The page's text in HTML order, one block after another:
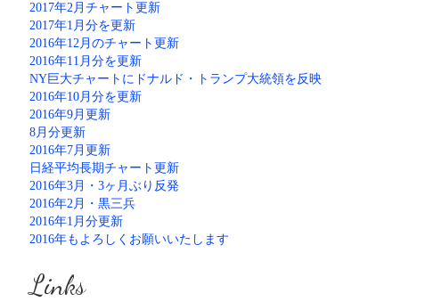
2017年2月チャート更新
2017年1月分を更新
2016年12月のチャート更新
2016年11月分を更新
NY巨大チャートにドナルド・トランプ大統領を反映
2016年10月分を更新
2016年9月更新
8月分更新
2016年7月更新
日経平均長期チャート更新
2016年3月・3ヶ月ぶり反発
2016年2月・黒三兵
2016年1月分更新
2016年もよろしくお願いいたします
Links